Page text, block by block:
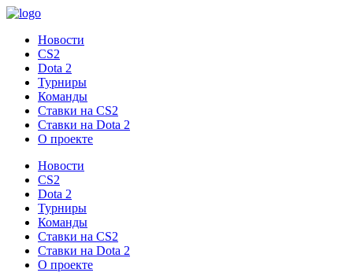
Новости
CS2
Dota 2
Турниры
Команды
Ставки на CS2
Ставки на Dota 2
О проекте
Новости
CS2
Dota 2
Турниры
Команды
Ставки на CS2
Ставки на Dota 2
О проекте